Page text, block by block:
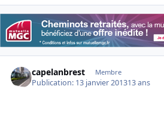
capelanbrest Membre
Publication: 13 janvier 201313 ans